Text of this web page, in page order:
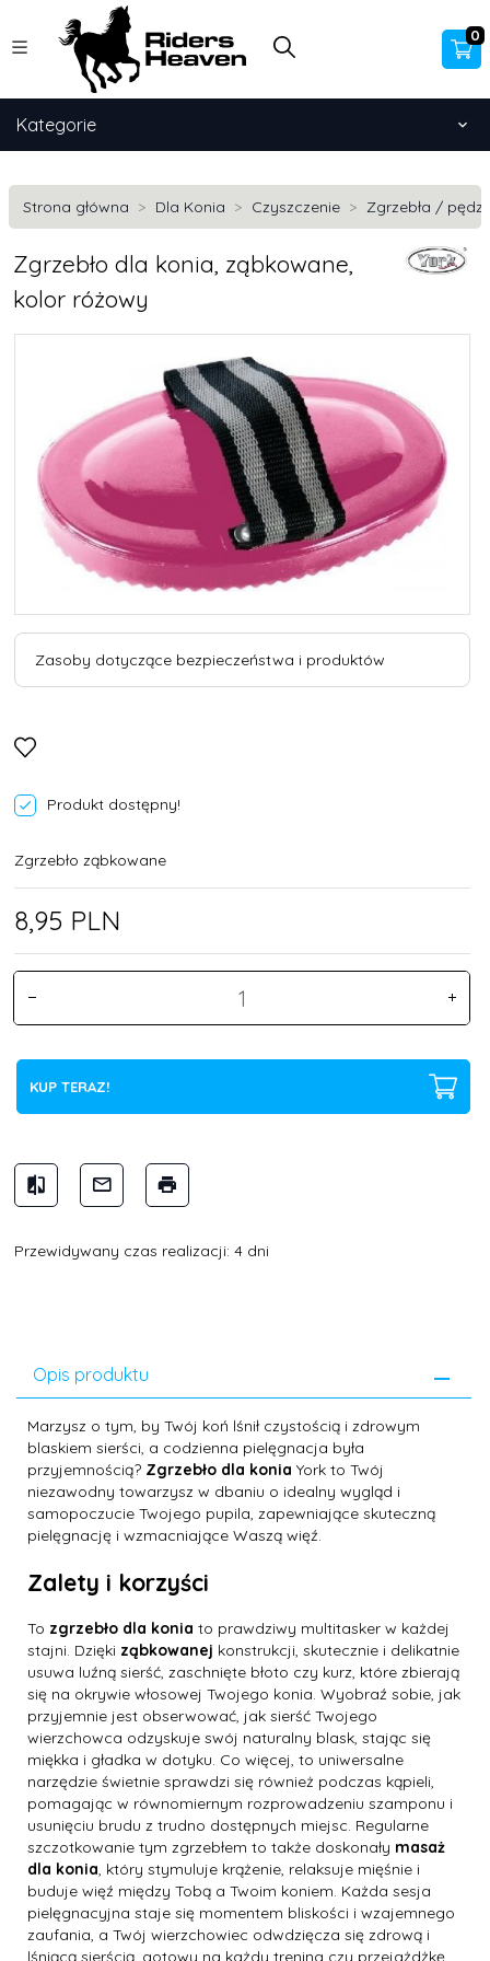
0
Kategorie
Strona główna Dla Konia Czyszczenie Zgrzebła /
Zgrzebło dla konia, ząbkowane,
kolor różowy
Zasoby dotyczące bezpieczeństwa i produktów
Produkt dostępny!
Zgrzebło ząbkowane
8,95 PLN
KUP TERAZ!
Przewidywany czas realizacji: 4 dni
Opis produktu
Marzysz o tym, by Twój koń lśnił czystością i zdrowym
blaskiem sierści, a codzienna pielęgnacja była
przyjemnością? Zgrzebło dla konia York to Twój
niezawodny towarzysz w dbaniu o idealny wygląd i
samopoczucie Twojego pupila, zapewniające skuteczną
pielęgnację i wzmacniające Waszą więź.
Zalety i korzyści
To zgrzebło dla konia to prawdziwy multitasker w każdej
stajni. Dzięki ząbkowanej konstrukcji, skutecznie i delikatnie
usuwa luźną sierść, zaschnięte błoto czy kurz, które zbierają
się na okrywie włosowej Twojego konia. Wyobraź sobie, jak
przyjemnie jest obserwować, jak sierść Twojego
wierzchowca odzyskuje swój naturalny blask, stając się
miękka i gładka w dotyku. Co więcej, to uniwersalne
narzędzie świetnie sprawdzi się również podczas kąpieli,
pomagając w równomiernym rozprowadzeniu szamponu i
usunięciu brudu z trudno dostępnych miejsc. Regularne
szczotkowanie tym zgrzebłem to także doskonały masaż
dla konia, który stymuluje krążenie, relaksuje mięśnie i
buduje więź między Tobą a Twoim koniem. Każda sesja
pielęgnacyjna staje się momentem bliskości i wzajemnego
zaufania, a Twój wierzchowiec odwdzięcza się zdrową i
lśniącą sierścią, gotowy na każdy trening czy przejażdżkę.